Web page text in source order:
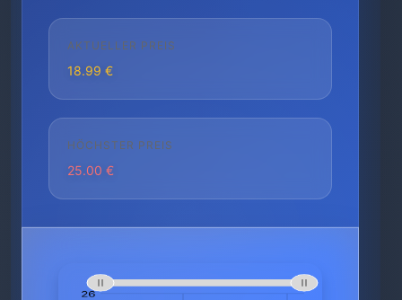
AKTUELLER PREIS
18.99 €
HÖCHSTER PREIS
25.00 €